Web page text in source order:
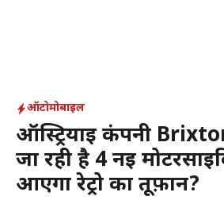
ऑटोमोबाइल
ऑस्ट्रियाई कंपनी
जा रही है 4 नई
आएगा रेट्रो का तूफ़ान?